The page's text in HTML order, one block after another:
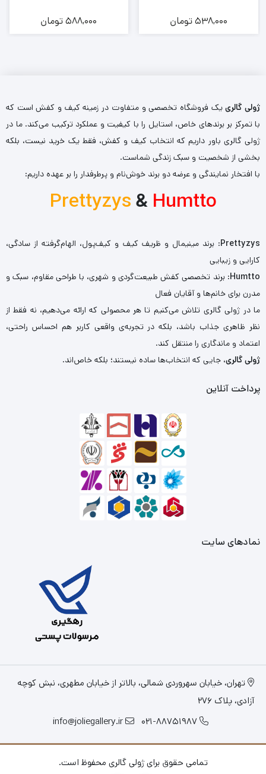
538,000تومان 588,000تومان
ژولی گالرییک فروشگاه تخصصی و متفاوت در زمینه کیف و کفش است که
با تمرکز بر برندهای خاص، استایل را با کیفیت و عملکرد ترکیب می‌کند. ما در
ژولی گالری باور داریم که انتخاب کیف و کفش، فقط یک خرید نیست، بلکه
بخشی از شخصیت و سبک زندگی شماست.
با افتخار نمایندگی و عرضه دو برند خوش‌نام و پرطرفدار را بر عهده داریم:
Prettyzys& Humtto
Prettyzys: برند مینیمال و ظریف کیف و کیف‌پول، الهام‌گرفته از سادگی،
کارایی و زیبایی
Humtto: برند تخصصی کفش طبیعت‌گردی و شهری، با طراحی مقاوم، سبک و
مدرن برای خانم‌ها و آقایان فعال
ما در ژولی گالری تلاش می‌کنیم تا هر محصولی که ارائه می‌دهیم، نه فقط از
نظر ظاهری جذاب باشد، بلکه در تجربه‌ی واقعی کاربر هم احساس راحتی،
اعتماد و ماندگاری را منتقل کند.
ژولی گالری، جایی که انتخاب‌ها ساده نیستند؛ بلکه خاص‌اند.
پرداخت آنلاین
نمادهای سایت
تهران، خیابان سهروردی شمالی، بالاتر از خیابان مطهری، نبش کوچه
آزادی، پلاک 276
021-88751987
info@joliegallery.ir
تمامی حقوق برای ژولی گالری محفوظ است.